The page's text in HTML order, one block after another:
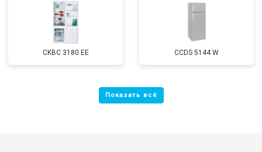
CKBC 3180 EE CCDS 5144 W